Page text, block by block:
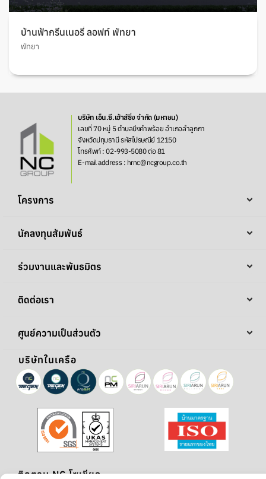
บ้านฟ้ากรีนเนอรี่ ลอฟท์ พัทยา
พัทยา
บริษัท เอ็น.ซี.เฮ้าส์ซิ่ง จำกัด (มหาชน)
เลขที่ 70 หมู่ 5 ตำบลบึงคำพร้อย อำเภอลำลูกกา
จังหวัดปทุมธานี รหัสไปรษณีย์ 12150
โทรศัพท์ : 02-993-5080 ต่อ 81
E-mail address : hrnc@ncgroup.co.th
โครงการ
นักลงทุนสัมพันธ์
ร่วมงานและพันธมิตร
ติดต่อเรา
ศูนย์ความเป็นส่วนตัว
บริษัทในเครือ
ติดตาม NC โซเชียล